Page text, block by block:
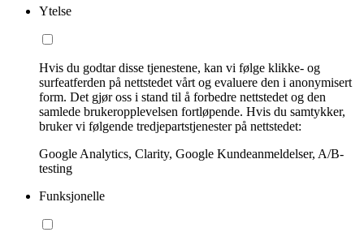
Ytelse
Hvis du godtar disse tjenestene, kan vi følge klikke- og
surfeatferden på nettstedet vårt og evaluere den i anonymisert
form. Det gjør oss i stand til å forbedre nettstedet og den
samlede brukeropplevelsen fortløpende. Hvis du samtykker,
bruker vi følgende tredjepartstjenester på nettstedet:
Google Analytics, Clarity, Google Kundeanmeldelser, A/B-
testing
Funksjonelle